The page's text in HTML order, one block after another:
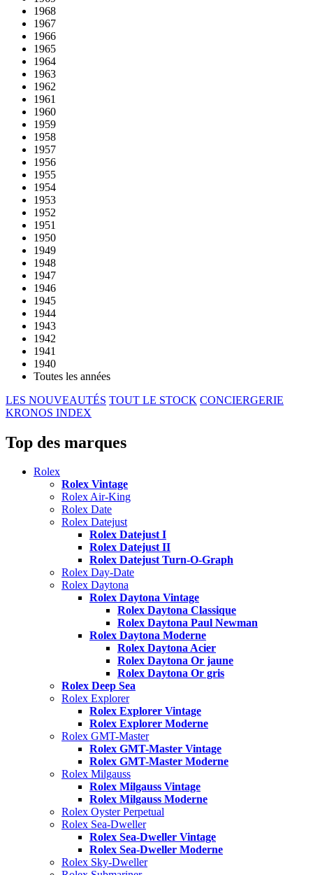
1968
1967
1966
1965
1964
1963
1962
1961
1960
1959
1958
1957
1956
1955
1954
1953
1952
1951
1950
1949
1948
1947
1946
1945
1944
1943
1942
1941
1940
Toutes les années
LES NOUVEAUTÉS TOUT LE STOCK CONCIERGERIE
KRONOS INDEX
Top des marques
Rolex
Rolex Vintage
Rolex Air-King
Rolex Date
Rolex Datejust
Rolex Datejust I
Rolex Datejust II
Rolex Datejust Turn-O-Graph
Rolex Day-Date
Rolex Daytona
Rolex Daytona Vintage
Rolex Daytona Classique
Rolex Daytona Paul Newman
Rolex Daytona Moderne
Rolex Daytona Acier
Rolex Daytona Or jaune
Rolex Daytona Or gris
Rolex Deep Sea
Rolex Explorer
Rolex Explorer Vintage
Rolex Explorer Moderne
Rolex GMT-Master
Rolex GMT-Master Vintage
Rolex GMT-Master Moderne
Rolex Milgauss
Rolex Milgauss Vintage
Rolex Milgauss Moderne
Rolex Oyster Perpetual
Rolex Sea-Dweller
Rolex Sea-Dweller Vintage
Rolex Sea-Dweller Moderne
Rolex Sky-Dweller